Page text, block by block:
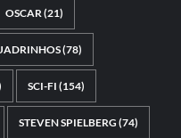
OSCAR(21)
(78)
SCI-FI (154)
STEVEN SPIELBERG (74)